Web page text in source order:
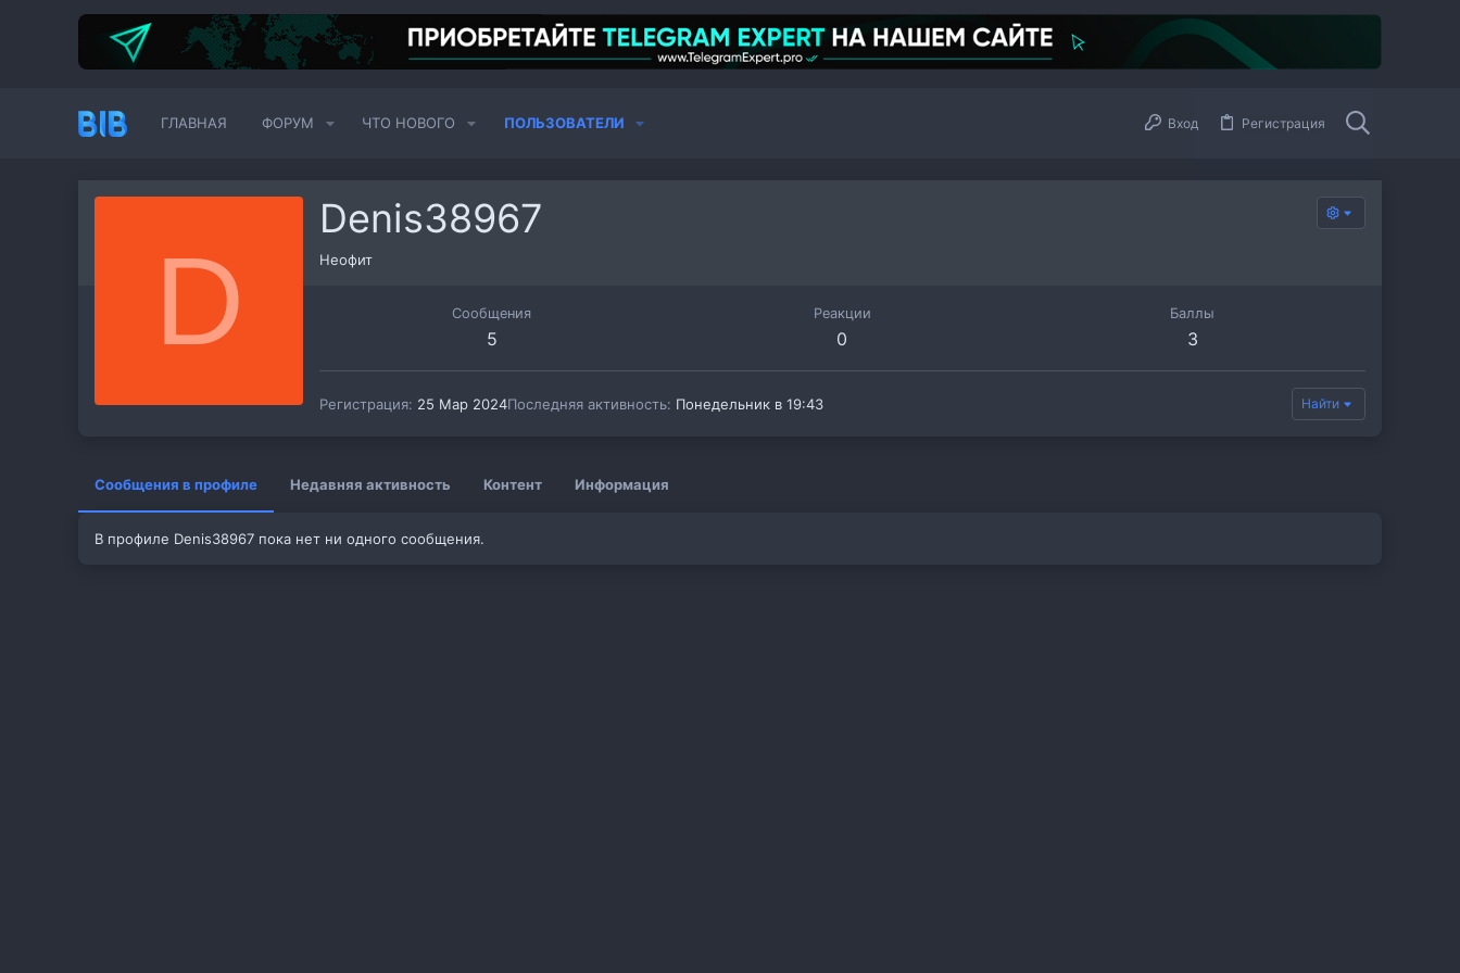
ГЛАВНАЯ ФОРУМ ЧТО НОВОГО ПОЛЬЗОВАТЕЛИ Вход Регистрация
D
Denis38967
Неофит
Сообщения
5
Реакции
0
Баллы
3
Регистрация 25 Мар 2024Последняя активность Понедельник в 19:43 Найти
Сообщения в профиле Недавняя активность Контент Информация
В профиле Denis38967 пока нет ни одного сообщения.